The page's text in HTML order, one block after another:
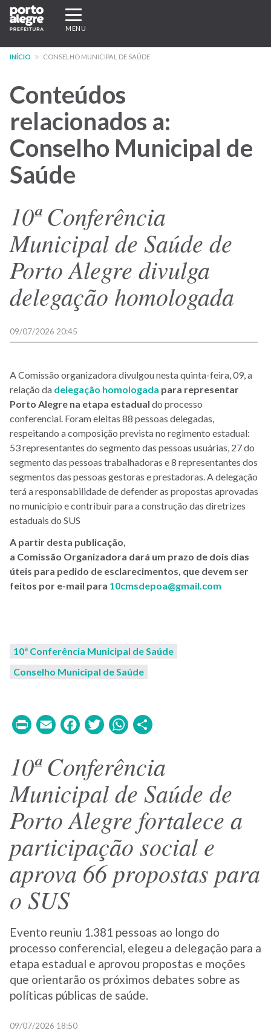
Pular
para
conteúdo
Expandir/recolher
navegação
MENU
INÍCIO CONSELHO MUNICIPAL DE SAÚDE
Conteúdos
relacionados a:
Conselho Municipal de
Saúde
10ª Conferência
Municipal de Saúde de
Porto Alegre divulga
delegação homologada
09/07/2026 20:45
A Comissão organizadora divulgou nesta quinta-feira, 09, a
relação da delegação homologada para representar
Porto Alegre na etapa estadual do processo
conferencial. Foram eleitas 88 pessoas delegadas,
respeitando a composição prevista no regimento estadual:
53 representantes do segmento das pessoas usuárias, 27 do
segmento das pessoas trabalhadoras e 8 representantes dos
segmentos das pessoas gestoras e prestadoras. A delegação
terá a responsabilidade de defender as propostas aprovadas
no município e contribuir para a construção das diretrizes
estaduais do SUS
A partir desta publicação,
a Comissão Organizadora dará um prazo de dois dias
úteis para pedido de esclarecimentos, que devem ser
feitos por e-mail para 10cmsdepoa@gmail.com
10ª Conferência Municipal de Saúde
Conselho Municipal de Saúde
PrintEmailFacebook
TwitterWhatsApp
10ª Conferência
Municipal de Saúde de
Porto Alegre fortalece a
participação social e
aprova 66 propostas para
o SUS
Evento reuniu 1.381 pessoas ao longo do
processo conferencial, elegeu a delegação para a
etapa estadual e aprovou propostas e moções
que orientarão os próximos debates sobre as
políticas públicas de saúde.
09/07/2026 18:50